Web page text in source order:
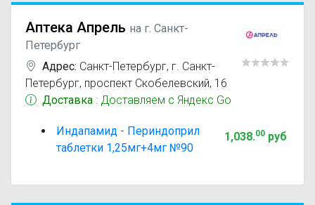
Аптека Апрель на г. Санкт-
Петербург
Адрес: Санкт-Петербург, г. Санкт-
Петербург, проспект Скобелевский, 16
Доставка : Доставляем с Яндекс Go
Индапамид - Периндоприл
таблетки 1,25мг+4мг №90
1,038.00руб